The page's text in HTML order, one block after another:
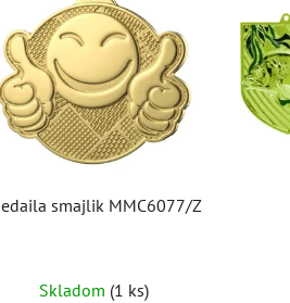
smajlik MMC6077/Z
Skladom (1 ks)